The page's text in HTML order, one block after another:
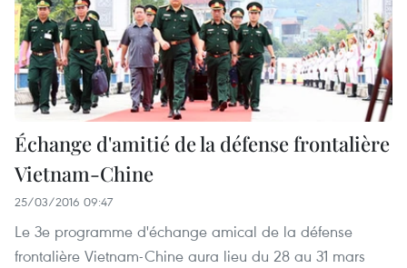
Échange d'amitié de la défense frontalière
Vietnam-Chine
25/03/2016 09:47
Le 3e programme d'échange amical de la défense
frontalière Vietnam-Chine aura lieu du 28 au 31 mars